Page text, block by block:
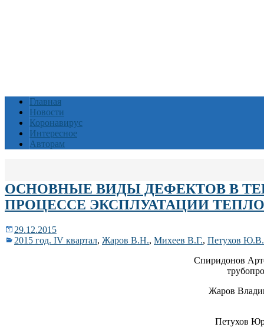
Главная
Новости
Коронавирус
Интересное
Авторам
ОСНОВНЫЕ ВИДЫ ДЕФЕКТОВ В
ПРОЦЕССЕ ЭКСПЛУАТАЦИИ
29.12.2015
2015 год. IV квартал, Жаров В.Н., Михеев В.Г., Петухов Ю.В.
Спиридонов
Жаров
Петухов